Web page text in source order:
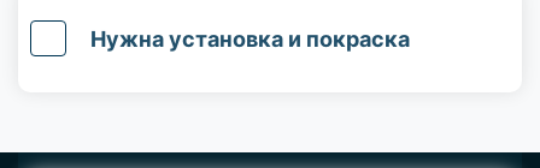
Нужна установка и покраска